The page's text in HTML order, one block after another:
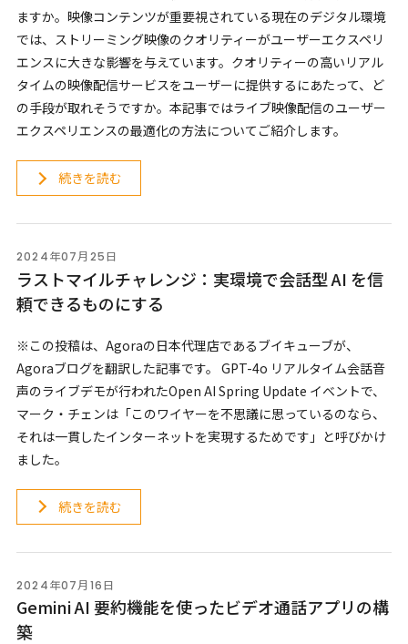
ますか。映像コンテンツが重要視されている現在のデジタル環境
では、ストリーミング映像のクオリティーがユーザーエクスペリ
エンスに大きな影響を与えています。クオリティーの高いリアル
タイムの映像配信サービスをユーザーに提供するにあたって、ど
の手段が取れそうですか。本記事ではライブ映像配信のユーザー
エクスペリエンスの最適化の方法についてご紹介します。
続きを読む
2024年07月25日
ラストマイルチャレンジ：実環境で会話型 AI を信
頼できるものにする
※この投稿は、Agoraの日本代理店であるブイキューブが、
Agoraブログを翻訳した記事です。 GPT-4o リアルタイム会話音
声のライブデモが行われたOpen AI Spring Update イベントで、
マーク・チェンは「このワイヤーを不思議に思っているのなら、
それは一貫したインターネットを実現するためです」と呼びかけ
ました。
続きを読む
2024年07月16日
Gemini AI 要約機能を使ったビデオ通話アプリの構
築